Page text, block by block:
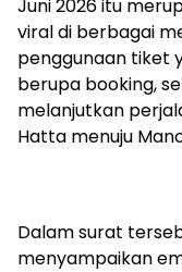
Juni 2026 itu
viral di berbagai
penggunaan tiket
berupa booking,
melanjutkan
Hatta menuju
‎Dalam surat
menyampaikan